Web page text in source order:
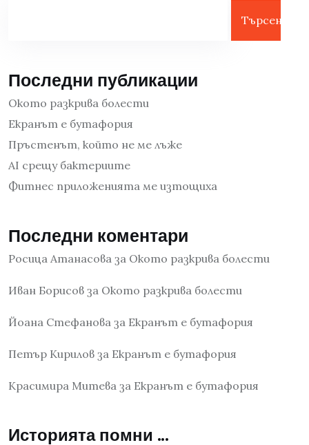
Търсене
Последни публикации
Окото разкрива болести
Екранът е бутафория
Пръстенът, който не ме лъже
AI срещу бактериите
Фитнес приложенията ме изтощиха
Последни коментари
Росица Атанасова за Окото разкрива болести
Иван Борисов за Окото разкрива болести
Йоана Стефанова за Екранът е бутафория
Петър Кирилов за Екранът е бутафория
Красимира Митева за Екранът е бутафория
Историята помни …